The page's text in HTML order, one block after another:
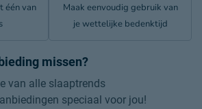
één van
Maak eenvoudig gebruik van
je wettelijke bedenktijd
missen?
van alle slaaptrends
speciaal voor jou!